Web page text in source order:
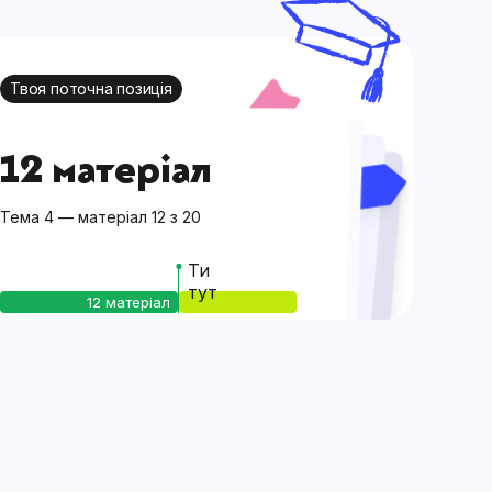
Твоя поточна позиція
12 матеріал
Тема 4 — матеріал 12 з 20
12 матеріал
Ти
тут